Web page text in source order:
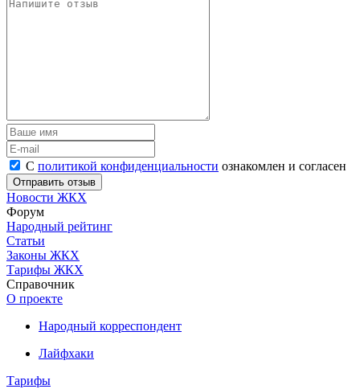
С политикой конфиденциальности ознакомлен и согласен
Новости ЖКХ
Форум
Народный рейтинг
Статьи
Законы ЖКХ
Тарифы ЖКХ
Справочник
О проекте
Народный корреспондент
Лайфхаки
Тарифы